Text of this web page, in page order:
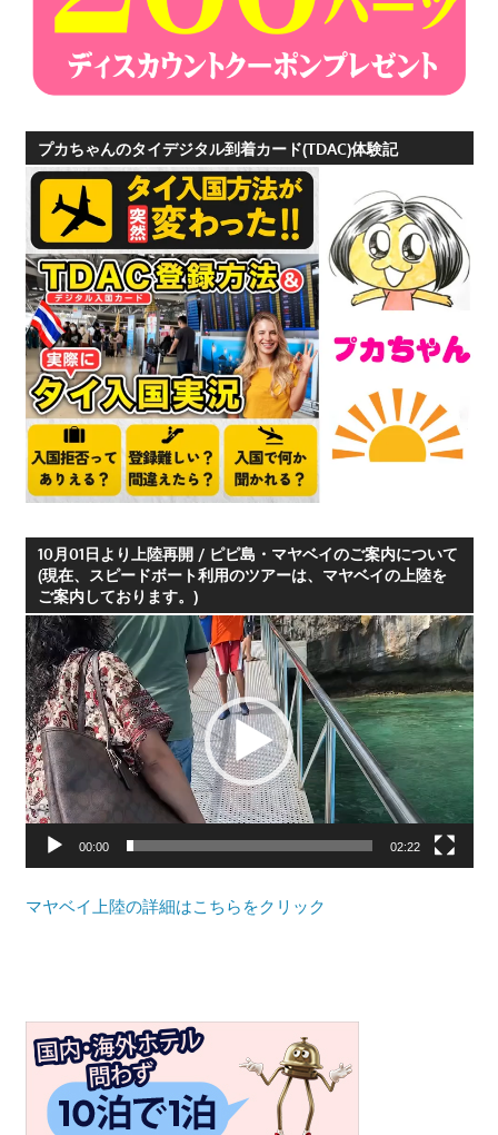
す。
プカちゃんのタイデジタル到着カード(TDAC)体験記
10月01日より上陸再開 / ピピ島・マヤベイのご案内について
(現在、スピードボート利用のツアーは、マヤベイの上陸を
ご案内しております。)
動
画
プ
レ
ー
ヤ
ー
00:00 02:22
マヤベイ上陸の詳細はこちらをクリック